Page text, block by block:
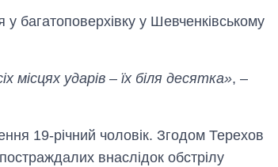
багатоповерхівку у Шевченківському
місцях ударів – їх біля десятка», –
19-річний чоловік. Згодом Терехов
внаслідок обстрілу
за літо: Київ та
рф